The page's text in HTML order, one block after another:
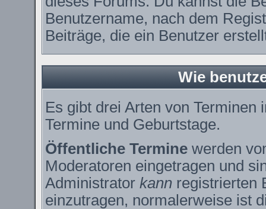
Benutzername, nach dem
Beiträge, die ein Benutzer
Wie
Es gibt drei Arten von Terminen
Termine und Geburtstage.
Öffentliche Terminewerden
Moderatoren eingetragen und
Administrator kannregistrierten
einzutragen, normalerweise ist